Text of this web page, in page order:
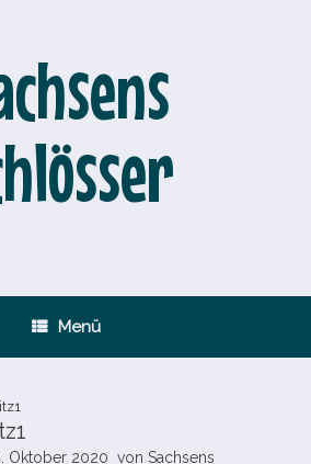
Menü
Oktober 2020 von Sachsens